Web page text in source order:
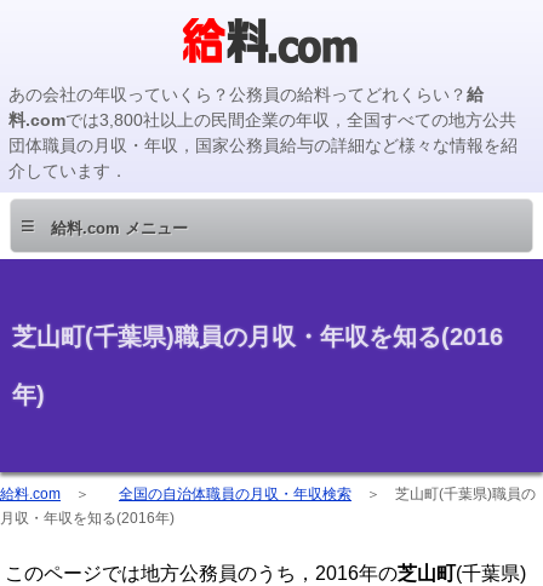
あの会社の年収っていくら？公務員の給料ってどれくらい？給
料.comでは3,800社以上の民間企業の年収，全国すべての地方公共
団体職員の月収・年収，国家公務員給与の詳細など様々な情報を紹
介しています．
≡ 給料.com メニュー
芝山町(千葉県)職員の月収・年収を知る(2016
年)
給料.com ＞ 全国の自治体職員の月収・年収検索 ＞ 芝山町(千葉県)職員の
月収・年収を知る(2016年)
このページでは地方公務員のうち，2016年の芝山町(千葉県)